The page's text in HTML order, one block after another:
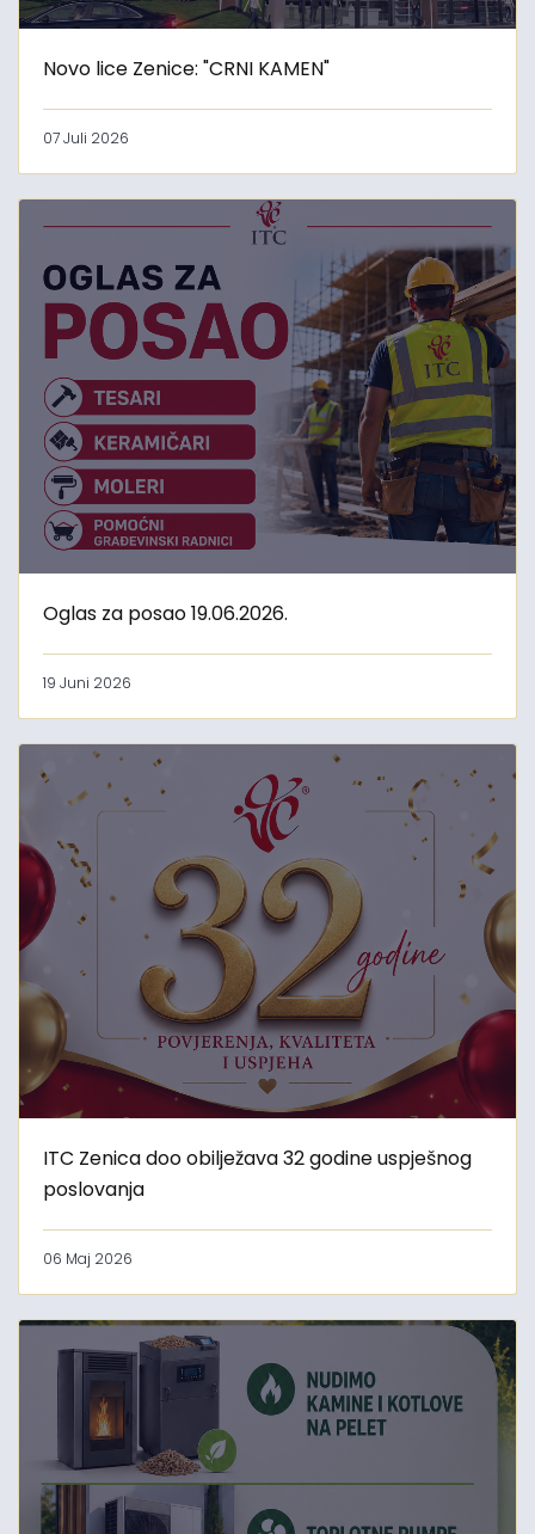
Novo lice Zenice: "CRNI KAMEN"
07 Juli 2026
Oglas za posao 19.06.2026.
19 Juni 2026
ITC Zenica doo obilježava 32 godine uspješnog
poslovanja
06 Maj 2026